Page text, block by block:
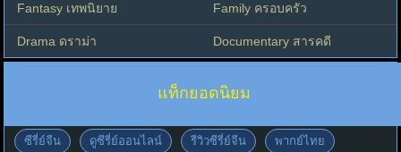
Fantasy เทพนิยาย Family ครอบครัว
Drama ดราม่า Documentary สารคดี
แท็กยอดนิยม
ซีรี่ย์จีน ดูซีรี่ย์ออนไลน์ รีวิวซีรี่ย์จีน พากย์ไทย